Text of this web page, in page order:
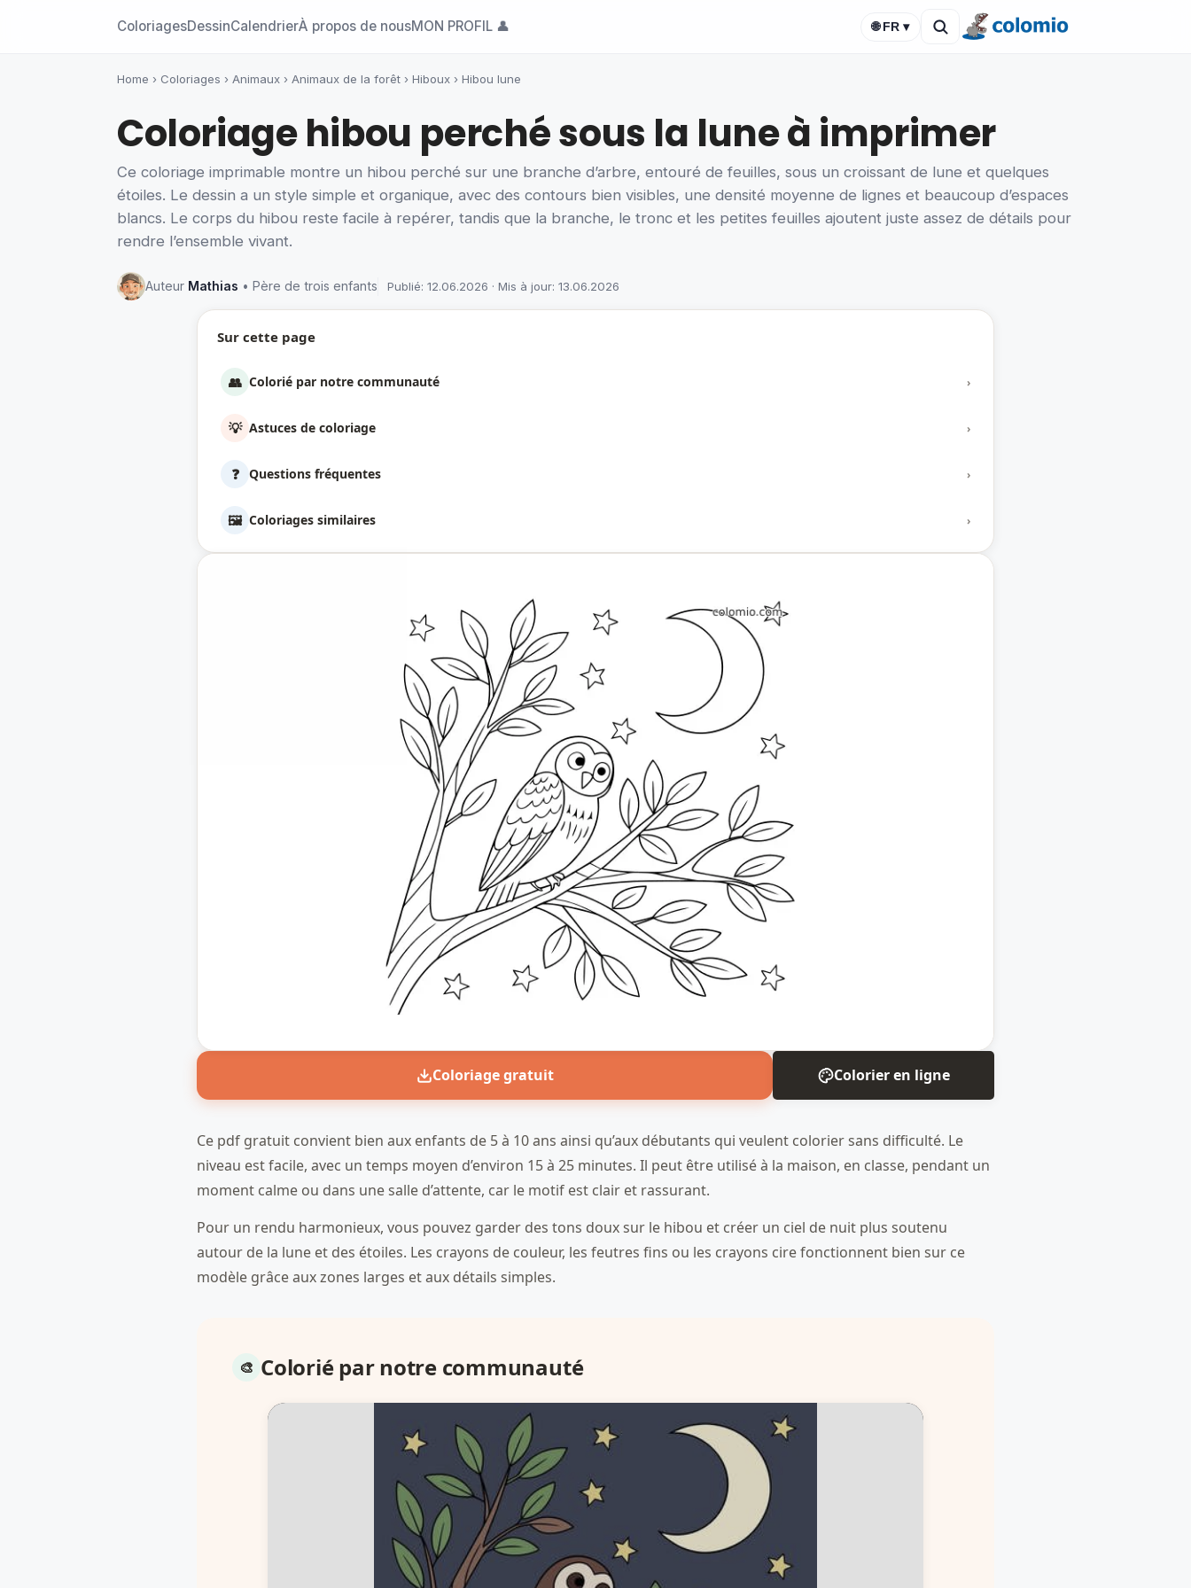
ColoriagesDessinCalendrierÀ propos de nousMON PROFIL 👤 🌐 FR ▾
Home › Coloriages › Animaux › Animaux de la forêt › Hiboux › Hibou lune
Coloriage hibou perché sous la lune à imprimer
Ce coloriage imprimable montre un hibou perché sur une branche d’arbre, entouré de feuilles, sous un croissant de lune et quelques
étoiles. Le dessin a un style simple et organique, avec des contours bien visibles, une densité moyenne de lignes et beaucoup d’espaces
blancs. Le corps du hibou reste facile à repérer, tandis que la branche, le tronc et les petites feuilles ajoutent juste assez de détails pour
rendre l’ensemble vivant.
Auteur Mathias • Père de trois enfants Publié: 12.06.2026 · Mis à jour: 13.06.2026
Sur cette page
👥 Colorié par notre communauté ›
💡 Astuces de coloriage ›
❓ Questions fréquentes ›
🖼️ Coloriages similaires ›
Coloriage gratuit Colorier en ligne
Ce pdf gratuit convient bien aux enfants de 5 à 10 ans ainsi qu’aux débutants qui veulent colorier sans difficulté. Le
niveau est facile, avec un temps moyen d’environ 15 à 25 minutes. Il peut être utilisé à la maison, en classe, pendant un
moment calme ou dans une salle d’attente, car le motif est clair et rassurant.
Pour un rendu harmonieux, vous pouvez garder des tons doux sur le hibou et créer un ciel de nuit plus soutenu
autour de la lune et des étoiles. Les crayons de couleur, les feutres fins ou les crayons cire fonctionnent bien sur ce
modèle grâce aux zones larges et aux détails simples.
Colorié par notre communauté